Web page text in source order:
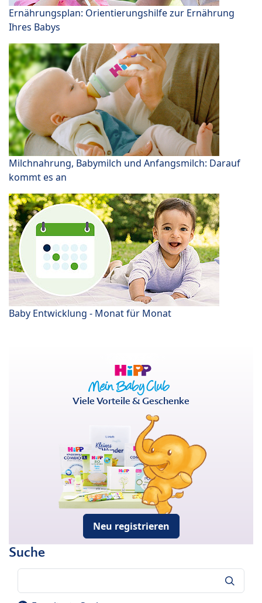
Ernährungsplan: Orientierungshilfe zur Ernährung
Ihres Babys
Milchnahrung, Babymilch und Anfangsmilch: Darauf
kommt es an
Baby Entwicklung - Monat für Monat
Viele Vorteile & Geschenke
Neu registrieren
Suche